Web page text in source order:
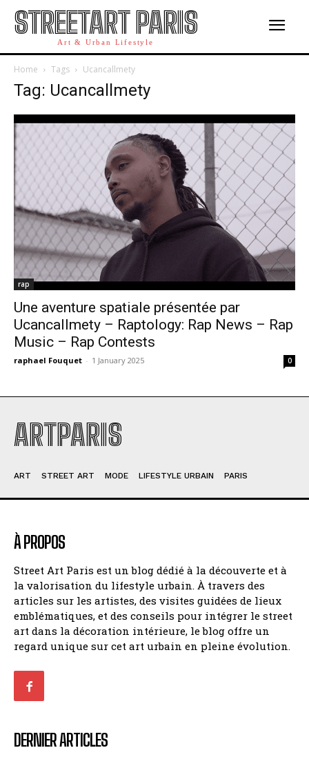
STREETART PARIS
Art & Urban Lifestyle
Home Tags Ucancallmety
Tag: Ucancallmety
rap
Une aventure spatiale présentée par
Ucancallmety – Raptology: Rap News – Rap
Music – Rap Contests
raphael Fouquet - 1 January 2025 0
ARTPARIS
ART STREET ART MODE LIFESTYLE URBAIN PARIS
À PROPOS
Street Art Paris est un blog dédié à la découverte et à
la valorisation du lifestyle urbain. À travers des
articles sur les artistes, des visites guidées de lieux
emblématiques, et des conseils pour intégrer le street
art dans la décoration intérieure, le blog offre un
regard unique sur cet art urbain en pleine évolution.
DERNIER ARTICLES